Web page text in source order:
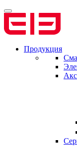
Продукция